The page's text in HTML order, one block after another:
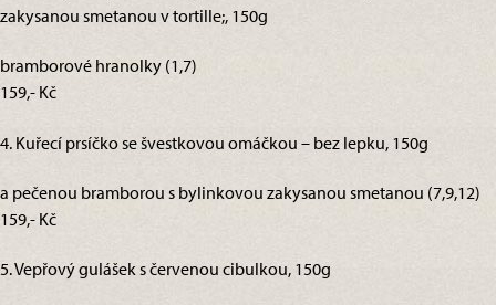
zakysanou smetanou v tortille;, 150g
bramborové hranolky (1,7)
159,- Kč
4. Kuřecí prsíčko se švestkovou omáčkou – bez lepku, 150g
a pečenou bramborou s bylinkovou zakysanou smetanou (7,9,12)
159,- Kč
5. Vepřový gulášek s červenou cibulkou, 150g